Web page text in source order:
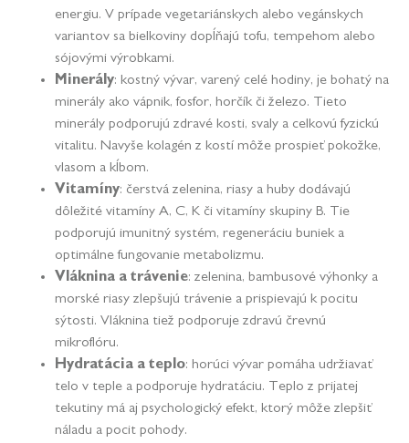
energiu. V prípade vegetariánskych alebo vegánskych
variantov sa bielkoviny dopĺňajú tofu, tempehom alebo
sójovými výrobkami.
Minerály: kostný vývar, varený celé hodiny, je bohatý na
minerály ako vápnik, fosfor, horčík či železo. Tieto
minerály podporujú zdravé kosti, svaly a celkovú fyzickú
vitalitu. Navyše kolagén z kostí môže prospieť pokožke,
vlasom a kĺbom.
Vitamíny: čerstvá zelenina, riasy a huby dodávajú
dôležité vitamíny A, C, K či vitamíny skupiny B. Tie
podporujú imunitný systém, regeneráciu buniek a
optimálne fungovanie metabolizmu.
Vláknina a trávenie: zelenina, bambusové výhonky a
morské riasy zlepšujú trávenie a prispievajú k pocitu
sýtosti. Vláknina tiež podporuje zdravú črevnú
mikroflóru.
Hydratácia a teplo: horúci vývar pomáha udržiavať
telo v teple a podporuje hydratáciu. Teplo z prijatej
tekutiny má aj psychologický efekt, ktorý môže zlepšiť
náladu a pocit pohody.